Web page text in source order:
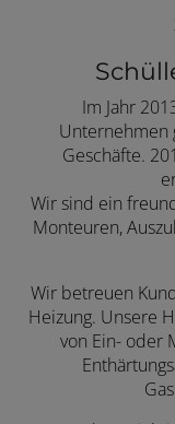
Im Jahr
Unternehmen
Geschäfte.
Wir sind ein
Monteuren,
Wir betreuen
Heizung. Unsere
von Ein- oder